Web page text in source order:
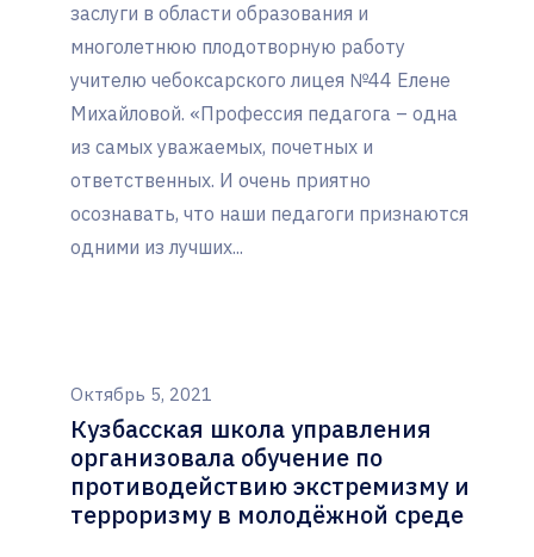
заслуги в области образования и
многолетнюю плодотворную работу
учителю чебоксарского лицея №44 Елене
Михайловой. «Профессия педагога – одна
из самых уважаемых, почетных и
ответственных. И очень приятно
осознавать, что наши педагоги признаются
одними из лучших...
Октябрь 5, 2021
Кузбасская школа управления
организовала обучение по
противодействию экстремизму и
терроризму в молодёжной среде